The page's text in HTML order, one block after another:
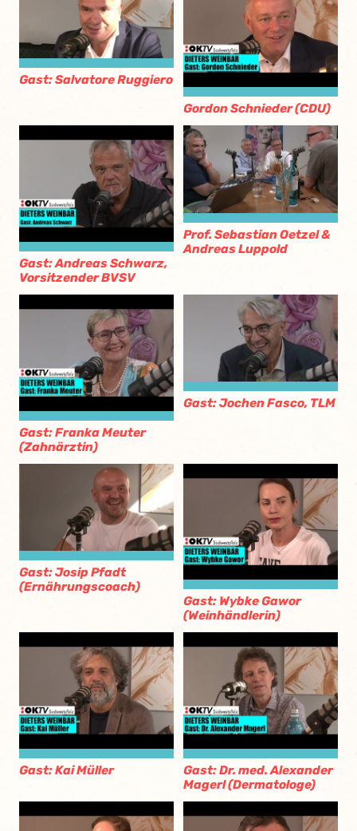
Gast: Salvatore Ruggiero
Gordon Schnieder (CDU)
Gast: Andreas Schwarz,
Vorsitzender BVSV
Prof. Sebastian Oetzel &
Andreas Luppold
Gast: Franka Meuter
(Zahnärztin)
Gast: Jochen Fasco, TLM
Gast: Josip Pfadt
(Ernährungscoach)
Gast: Wybke Gawor
(Weinhändlerin)
Gast: Kai Müller
Gast: Dr. med. Alexander
Magerl (Dermatologe)